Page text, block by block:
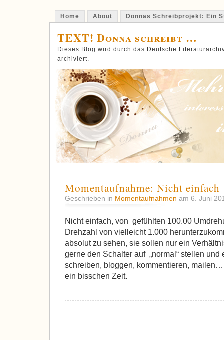
Home About Donnas Schreibprojekt: Ein
TEXT! Donna schreibt …
Dieses Blog wird durch das Deutsche
archiviert.
Momentaufnahme: Nicht einfach
Geschrieben in Momentaufnahmen am 6. Juni
Nicht einfach, von gefühlten 100.00
Drehzahl von vielleicht 1.000
absolut zu sehen, sie sollen nur ein
gerne den Schalter auf „normal“ stellen und
schreiben, bloggen, kommentieren,
ein bisschen Zeit.